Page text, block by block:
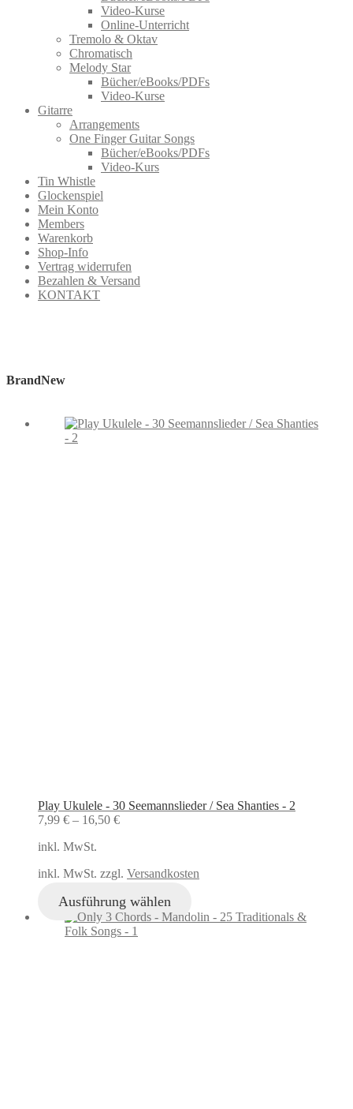
Video-Kurse
Online-Unterricht
Tremolo & Oktav
Chromatisch
Melody Star
Bücher/eBooks/PDFs
Video-Kurse
Gitarre
Arrangements
One Finger Guitar Songs
Bücher/eBooks/PDFs
Video-Kurs
Tin Whistle
Glockenspiel
Mein Konto
Members
Warenkorb
Shop-Info
Vertrag widerrufen
Bezahlen & Versand
KONTAKT
BrandNew
Play Ukulele - 30 Seemannslieder / Sea Shanties - 2
7,99 € – 16,50 €
inkl. MwSt.
inkl. MwSt. zzgl. Versandkosten
Ausführung wählen